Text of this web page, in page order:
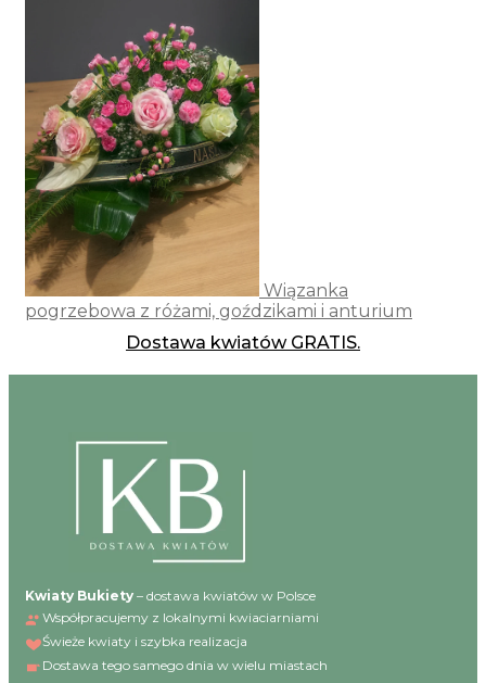
Wiązanka
pogrzebowa z różami, goździkami i anturium
Dostawa kwiatów GRATIS.
Kwiaty Bukiety – dostawa kwiatów w Polsce
Współpracujemy z lokalnymi kwiaciarniami
Świeże kwiaty i szybka realizacja
Dostawa tego samego dnia w wielu miastach